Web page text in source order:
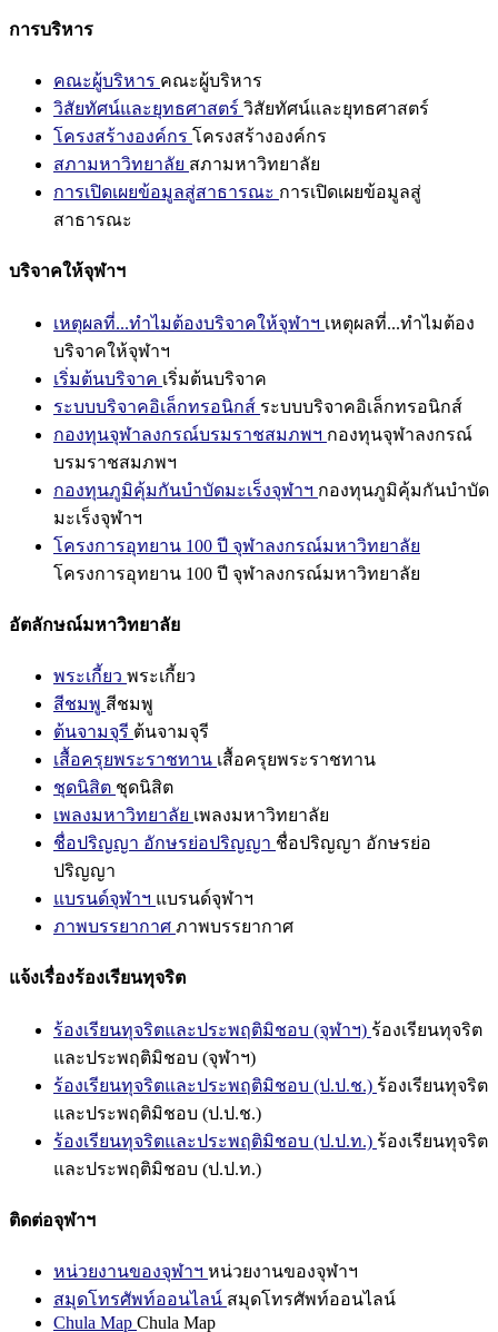
การบริหาร
คณะผู้บริหาร คณะผู้บริหาร
วิสัยทัศน์และยุทธศาสตร์ วิสัยทัศน์และยุทธศาสตร์
โครงสร้างองค์กร โครงสร้างองค์กร
สภามหาวิทยาลัย สภามหาวิทยาลัย
การเปิดเผยข้อมูลสู่สาธารณะ การเปิดเผยข้อมูลสู่
สาธารณะ
บริจาคให้จุฬาฯ
เหตุผลที่...ทำไมต้องบริจาคให้จุฬาฯ เหตุผลที่...ทำไมต้อง
บริจาคให้จุฬาฯ
เริ่มต้นบริจาค เริ่มต้นบริจาค
ระบบบริจาคอิเล็กทรอนิกส์ ระบบบริจาคอิเล็กทรอนิกส์
กองทุนจุฬาลงกรณ์บรมราชสมภพฯ กองทุนจุฬาลงกรณ์
บรมราชสมภพฯ
กองทุนภูมิคุ้มกันบำบัดมะเร็งจุฬาฯ กองทุนภูมิคุ้มกันบำบัด
มะเร็งจุฬาฯ
โครงการอุทยาน 100 ปี จุฬาลงกรณ์มหาวิทยาลัย
โครงการอุทยาน 100 ปี จุฬาลงกรณ์มหาวิทยาลัย
อัตลักษณ์มหาวิทยาลัย
พระเกี้ยว พระเกี้ยว
สีชมพู สีชมพู
ต้นจามจุรี ต้นจามจุรี
เสื้อครุยพระราชทาน เสื้อครุยพระราชทาน
ชุดนิสิต ชุดนิสิต
เพลงมหาวิทยาลัย เพลงมหาวิทยาลัย
ชื่อปริญญา อักษรย่อปริญญา ชื่อปริญญา อักษรย่อ
ปริญญา
แบรนด์จุฬาฯ แบรนด์จุฬาฯ
ภาพบรรยากาศ ภาพบรรยากาศ
แจ้งเรื่องร้องเรียนทุจริต
ร้องเรียนทุจริตและประพฤติมิชอบ (จุฬาฯ) ร้องเรียนทุจริต
และประพฤติมิชอบ (จุฬาฯ)
ร้องเรียนทุจริตและประพฤติมิชอบ (ป.ป.ช.) ร้องเรียนทุจริต
และประพฤติมิชอบ (ป.ป.ช.)
ร้องเรียนทุจริตและประพฤติมิชอบ (ป.ป.ท.) ร้องเรียนทุจริต
และประพฤติมิชอบ (ป.ป.ท.)
ติดต่อจุฬาฯ
หน่วยงานของจุฬาฯ หน่วยงานของจุฬาฯ
สมุดโทรศัพท์ออนไลน์ สมุดโทรศัพท์ออนไลน์
Chula Map Chula Map